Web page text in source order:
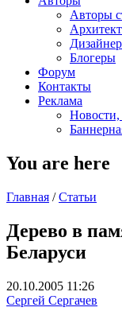
Авторы
Блогеры
Форум
Контакты
Реклама
Новости,
You are here
Главная / Статьи
Дерево в
Беларуси
20.10.2005 11:26
Сергей Сергачев